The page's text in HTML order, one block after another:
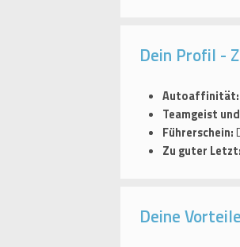
Dein Profil -
Autoaffinität:
Teamgeist
Führerschein:
Zu guter Letzt:
Deine